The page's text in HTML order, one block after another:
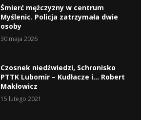
Śmierć mężczyzny w centrum
Myślenic. Policja zatrzymała dwie
osoby
30 maja 2026
Czosnek niedźwiedzi, Schronisko
PTTK Lubomir – Kudłacze i… Robert
Makłowicz
15 lutego 2021